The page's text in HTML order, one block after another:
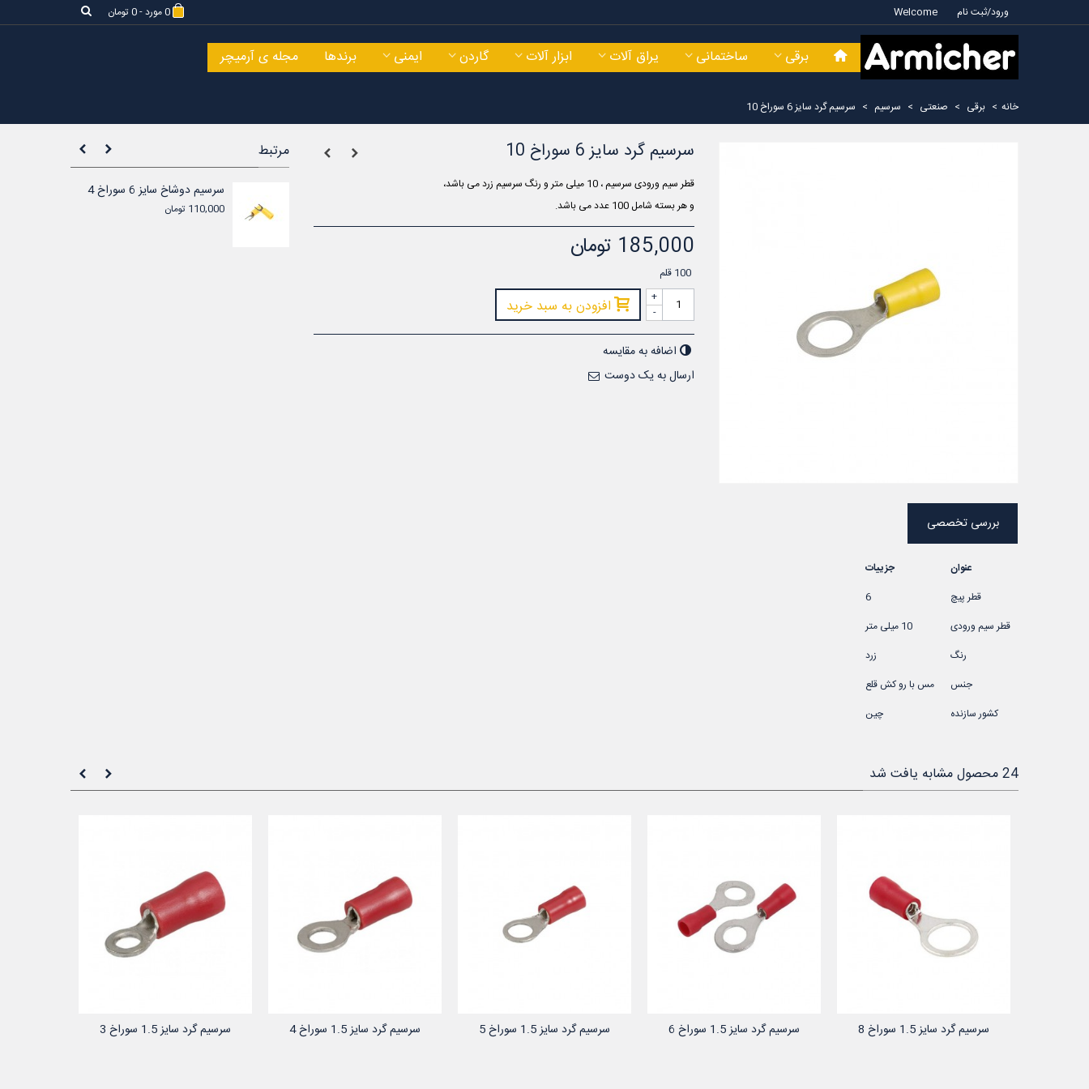
Welcome ورود/ثبت نام 0مورد-0 تومان
برقی ساختمانی یراق آلات ابزار آلات گاردن ایمنی برندها مجله ی آرمیچر
خانه > برقی > صنعتی > سرسیم > سرسیم گرد سایز 6 سوراخ 10
سرسیم گرد سایز 6 سوراخ 10
قطر سیم ورودی سرسیم ، 10
میلی متر و رنگ سرسیم زرد می باشد،
و هر بسته شامل 100 عدد می باشد.
185,000 تومان
100 قلم
-
+ افزودن به سبد خرید
اضافه به مقایسه
ارسال به یک دوست
مرتبط
سرسیم دوشاخ سایز 6 سوراخ 4
110,000 تومان
سرسیم دوشاخ سایز 2 سوراخ 4
55,000 تومان
بررسی تخصصی
عنوان
جزییات
قطر پیچ
6
قطر سیم ورودی
10 میلی متر
رنگ
زرد
جنس
مس با رو کش قلع
کشور سازنده
چین
24 محصول مشابه یافت شد
افزودن به سبد خریدسرسیم گرد سایز 1.5 سوراخ 3 افزودن به سبد خریدسرسیم گرد سایز 1.5 سوراخ 4 افزودن به سبد خریدسرسیم گرد سایز 1.5 سوراخ 5 افزودن به سبد خریدسرسیم گرد سایز 1.5 سوراخ 6 افزودن به سبد خریدسرسیم گرد سایز 1.5 سوراخ 8